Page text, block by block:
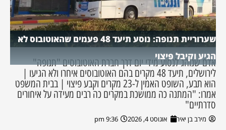
שערוריית תנופה: נוסע תיעד 48 פעמים שהאוטובוס לא
הגיע וקיבל פיצוי
אדם שנוהג לנסוע מידי יום דרך חברת האוטובוסים "תנופה"
לירושלים, תיעד 48 מקרים בהם האוטובוסים איחרו ולא הגיעו |
הוא תבע, השופט האמין ל-23 מקרים וקבע פיצוי | בבית המשפט
אמרו: "המתנה כה ממושכת במקרים כה רבים מעידה על איחורים
סדרתיים"
מירב בן יאיר אוגוסט 4, 2026 9:36 pm